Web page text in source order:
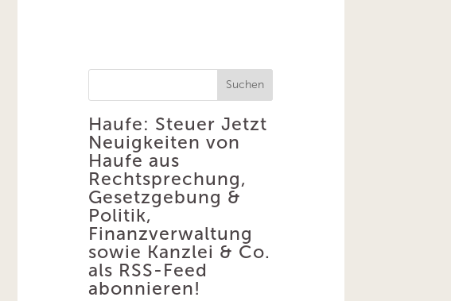
Suchen
Haufe: Steuer Jetzt
Neuigkeiten von
Haufe aus
Rechtsprechung,
Gesetzgebung &
Politik,
Finanzverwaltung
sowie Kanzlei & Co.
als RSS-Feed
abonnieren!